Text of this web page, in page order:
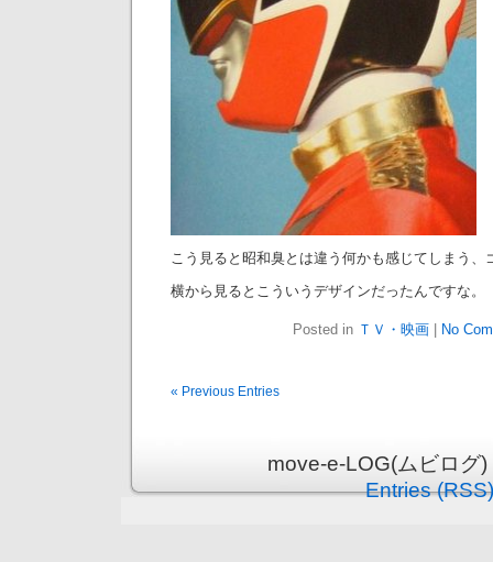
こう見ると昭和臭とは違う何かも感じてしまう、
横から見るとこういうデザインだったんですな。
Posted in ＴＶ・映画| No
« Previous Entries
move-e-LOG(ムビロ
Entries (RSS)